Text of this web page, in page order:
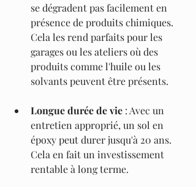
se dégradent pas facilement en
présence de produits chimiques.
Cela les rend parfaits pour les
garages ou les ateliers où des
produits comme l'huile ou les
solvants peuvent être présents.
Longue durée de vie : Avec un
entretien approprié, un sol en
époxy peut durer jusqu'à 20 ans.
Cela en fait un investissement
rentable à long terme.